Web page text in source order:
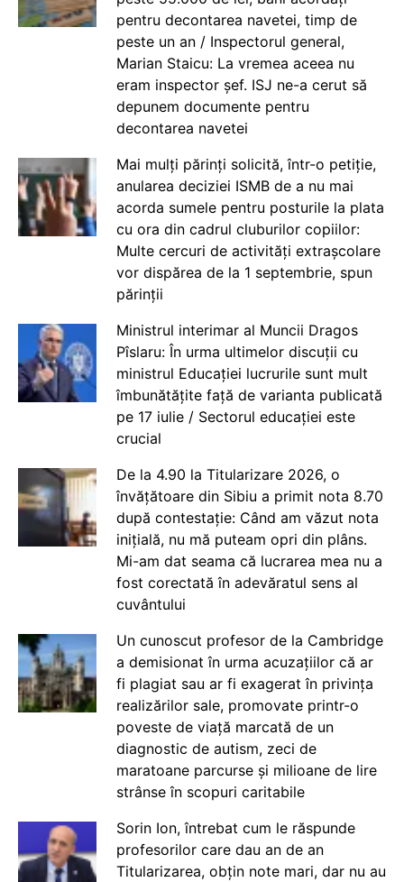
pentru decontarea navetei, timp de
peste un an / Inspectorul general,
Marian Staicu: La vremea aceea nu
eram inspector șef. ISJ ne-a cerut să
depunem documente pentru
decontarea navetei
Mai mulți părinți solicită, într-o petiție,
anularea deciziei ISMB de a nu mai
acorda sumele pentru posturile la plata
cu ora din cadrul cluburilor copiilor:
Multe cercuri de activități extrașcolare
vor dispărea de la 1 septembrie, spun
părinții
Ministrul interimar al Muncii Dragos
Pîslaru: În urma ultimelor discuții cu
ministrul Educației lucrurile sunt mult
îmbunătățite față de varianta publicată
pe 17 iulie / Sectorul educației este
crucial
De la 4.90 la Titularizare 2026, o
învățătoare din Sibiu a primit nota 8.70
după contestație: Când am văzut nota
inițială, nu mă puteam opri din plâns.
Mi-am dat seama că lucrarea mea nu a
fost corectată în adevăratul sens al
cuvântului
Un cunoscut profesor de la Cambridge
a demisionat în urma acuzațiilor că ar
fi plagiat sau ar fi exagerat în privința
realizărilor sale, promovate printr-o
poveste de viață marcată de un
diagnostic de autism, zeci de
maratoane parcurse și milioane de lire
strânse în scopuri caritabile
Sorin Ion, întrebat cum le răspunde
profesorilor care dau an de an
Titularizarea, obțin note mari, dar nu au